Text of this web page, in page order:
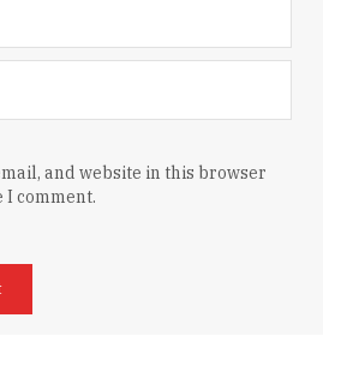
and website in this browser
I comment.